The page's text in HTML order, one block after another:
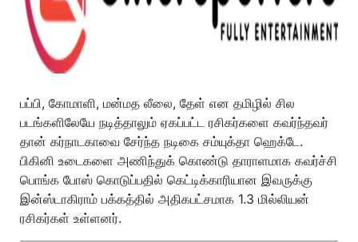
பப்பி, கோமாளி, மன்மத லீலை, தேள் என தமிழில் சில
படங்களிலேயே நடித்தாலும் ஏகப்பட்ட ரசிகர்களை கவர்ந்தவர்
தான் கர்நாடகாவை சேர்ந்த நடிகை சம்யுக்தா ஹெக்டே.
பிகினி உடைகளை அணிந்துக் கொண்டு தாராளமாக கவர்ச்சி
பொங்க போஸ் கொடுப்பதில் கெட்டிக்காரியான இவருக்கு
இன்ஸ்டாகிராம் பக்கத்தில் அதிகபட்சமாக 1.3 மில்லியன்
ரசிகர்கள் உள்ளனர்.